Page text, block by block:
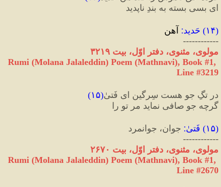
ای بسی بسته به بندِ ناپدید
(۱۴) حَدید: آهن
------------
مولوی، مثنوی، دفتر اوّل، بیت ۳۲۱۹
Rumi (Molana Jalaleddin) Poem (Mathnavi), Book #1,
Line #3219
در تگِ جو هست سِرگین ای فَتیٰ(۱۵)
گرچه جو صافی نماید مر تو را
(۱۵) فَتیٰ: جوان، جوانمرد
------------
مولوی، مثنوی، دفتر اوّل، بیت ۲۶۷۰
Rumi (Molana Jalaleddin) Poem (Mathnavi), Book #1,
Line #2670